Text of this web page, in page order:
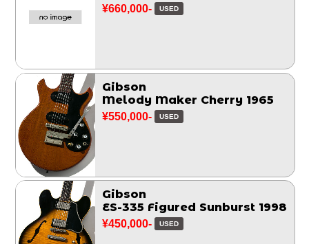
¥660,000- USED
Gibson
Melody Maker Cherry 1965
¥550,000- USED
Gibson
ES-335 Figured Sunburst 1998
¥450,000- USED